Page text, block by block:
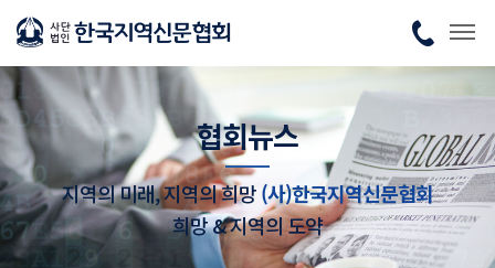
협회뉴스
지역의 미래, 지역의 희망(사)한국지역신문협회
희망 & 지역의 도약